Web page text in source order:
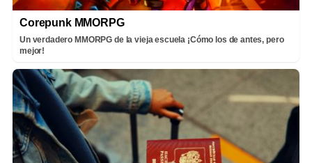
Corepunk MMORPG
Un verdadero MMORPG de la vieja escuela ¡Cómo los de antes, pero
mejor!